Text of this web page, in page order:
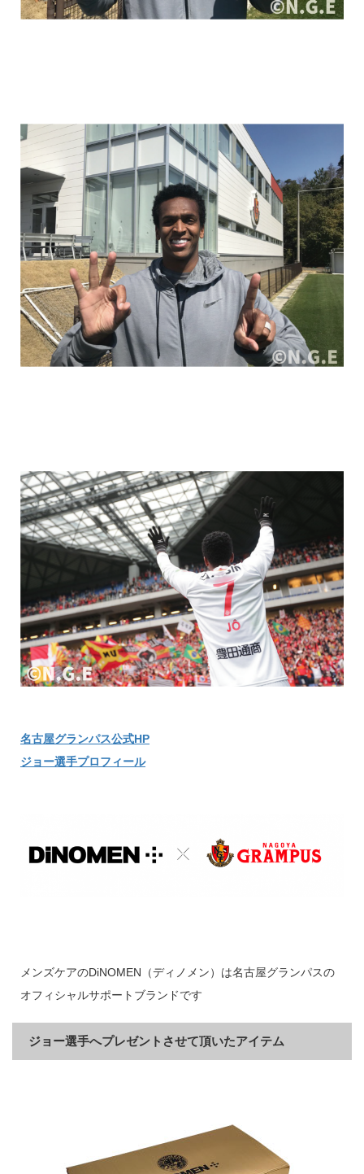
名古屋グランパス公式HP
ジョー選手プロフィール
メンズケアのDiNOMEN（ディノメン）は名古屋グランパスの
オフィシャルサポートブランドです
ジョー選手へプレゼントさせて頂いたアイテム